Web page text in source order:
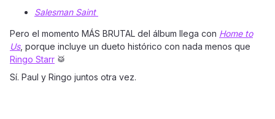
Salesman Saint
Pero el momento MÁS BRUTAL del álbum llega con Home to
Us, porque incluye un dueto histórico con nada menos que
Ringo Starr 🥁
Sí. Paul y Ringo juntos otra vez.